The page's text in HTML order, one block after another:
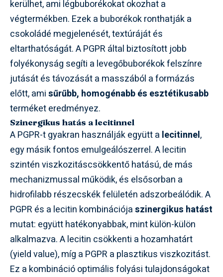
kerülhet, ami légbuborékokat okozhat a
végtermékben. Ezek a buborékok ronthatják a
csokoládé megjelenését, textúráját és
eltarthatóságát. A PGPR által biztosított jobb
folyékonyság segíti a levegőbuborékok felszínre
jutását és távozását a masszából a formázás
előtt, amisűrűbb, homogénabb és esztétikusabb
terméket eredményez.
Szinergikus hatás a lecitinnel
A PGPR-t gyakran használják együtt a lecitinnel,
egy másik fontos emulgeálószerrel. A lecitin
szintén viszkozitáscsökkentő hatású, de más
mechanizmussal működik, és elsősorban a
hidrofilabb részecskék felületén adszorbeálódik. A
PGPR és a lecitin kombinációjaszinergikus hatást
mutat: együtt hatékonyabbak, mint külön-külön
alkalmazva. A lecitin csökkenti a hozamhatárt
(yield value), míg a PGPR a plasztikus viszkozitást.
Ez a kombináció optimális folyási tulajdonságokat